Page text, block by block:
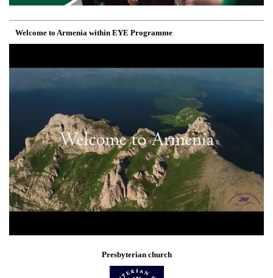
Welcome to Armenia within EYE Programme
Presbyterian church